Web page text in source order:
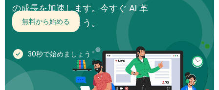
の成長を加速します。今すぐ AI 革
命に参加しましょう。
無料から始める
30秒で始めましょう